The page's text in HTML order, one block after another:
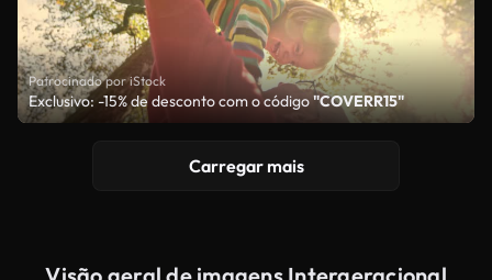
Patrocinado por iStock
Exclusivo: -15% de desconto com o código"COVERR15"
Carregar mais